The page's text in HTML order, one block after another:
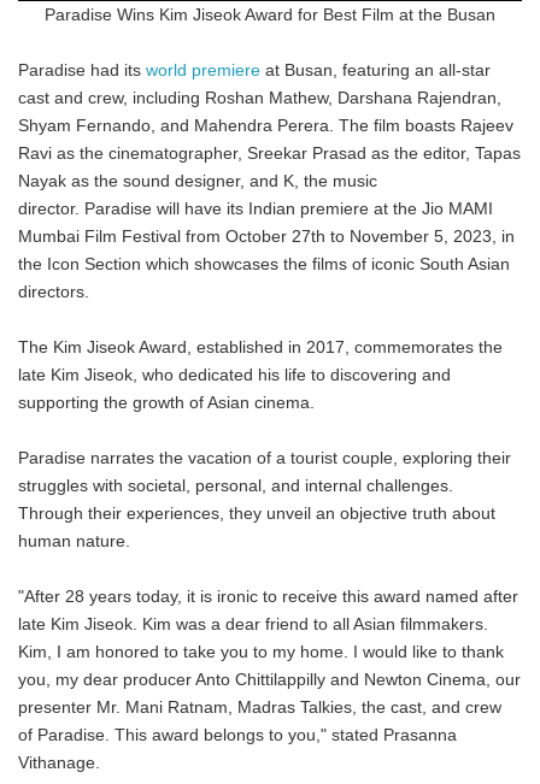
Paradise Wins Kim Jiseok Award for Best Film at the Busan
Paradise had its world premiere at Busan, featuring an all-star
cast and crew, including Roshan Mathew, Darshana Rajendran,
Shyam Fernando, and Mahendra Perera. The film boasts Rajeev
Ravi as the cinematographer, Sreekar Prasad as the editor, Tapas
Nayak as the sound designer, and K, the music
director. Paradise will have its Indian premiere at the Jio MAMI
Mumbai Film Festival from October 27th to November 5, 2023, in
the Icon Section which showcases the films of iconic South Asian
directors.
The Kim Jiseok Award, established in 2017, commemorates the
late Kim Jiseok, who dedicated his life to discovering and
supporting the growth of Asian cinema.
Paradise narrates the vacation of a tourist couple, exploring their
struggles with societal, personal, and internal challenges.
Through their experiences, they unveil an objective truth about
human nature.
"After 28 years today, it is ironic to receive this award named after
late Kim Jiseok. Kim was a dear friend to all Asian filmmakers.
Kim, I am honored to take you to my home. I would like to thank
you, my dear producer Anto Chittilappilly and Newton Cinema, our
presenter Mr. Mani Ratnam, Madras Talkies, the cast, and crew
of Paradise. This award belongs to you," stated Prasanna
Vithanage.